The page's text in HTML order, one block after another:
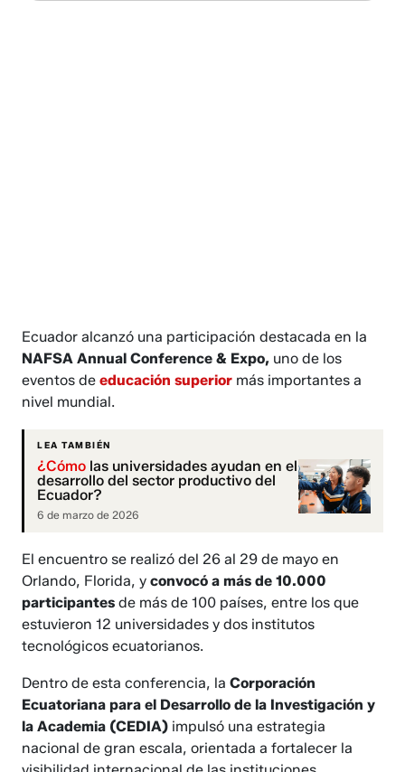
Ecuador alcanzó una participación destacada en la
NAFSA Annual Conference & Expo, uno de los
eventos deeducación superior más importantes a
nivel mundial.
LEA TAMBIÉN
¿Cómo las universidades ayudan en el
desarrollo del sector productivo del
Ecuador?
6 de marzo de 2026
El encuentro se realizó del 26 al 29 de mayo en
Orlando, Florida, yconvocó a más de 10.000
participantesde más de 100 países, entre los que
estuvieron 12 universidades y dos institutos
tecnológicos ecuatorianos.
Dentro de esta conferencia, la Corporación
Ecuatoriana para el Desarrollo de la Investigación y
la Academia (CEDIA) impulsó una estrategia
nacional de gran escala, orientada a fortalecer la